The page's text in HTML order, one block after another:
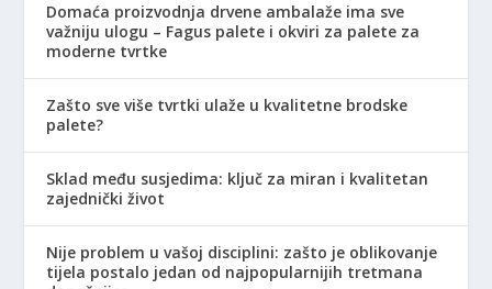
Domaća proizvodnja drvene ambalaže ima sve
važniju ulogu – Fagus palete i okviri za palete za
moderne tvrtke
Zašto sve više tvrtki ulaže u kvalitetne brodske
palete?
Sklad među susjedima: ključ za miran i kvalitetan
zajednički život
Nije problem u vašoj disciplini: zašto je oblikovanje
tijela postalo jedan od najpopularnijih tretmana